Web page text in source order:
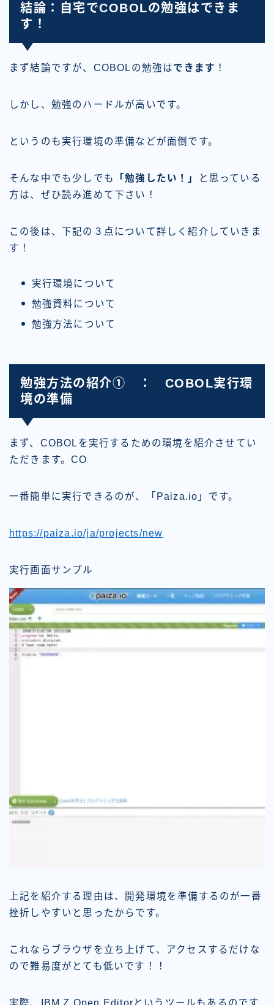
結論：自宅でCOBOLの勉強はできま
す！
まず結論ですが、COBOLの勉強はできます ！
しかし、勉強のハードルが高いです。
というのも実行環境の準備などが面倒です。
そんな中でも少しでも 「勉強したい！」
と思っている
方は、ぜひ読み進めて下さい！
この後は、下記の３点について詳しく紹介していきま
す！
実行環境について
勉強資料について
勉強方法について
勉強方法の紹介① ： COBOL実行環
境の準備
まず、COBOLを実行するための環境を紹介させてい
ただきます。CO
一番簡単に実行できるのが、「Paiza.io」です。
https://paiza.io/ja/projects/new
実行画面サンプル
上記を紹介する理由は、開発環境を準備するのが一番
挫折しやすいと思ったからです。
これならブラウザを立ち上げて、アクセスするだけな
ので難易度がとても低いです！！
実際、IBM Z Open Editorというツールもあるのです